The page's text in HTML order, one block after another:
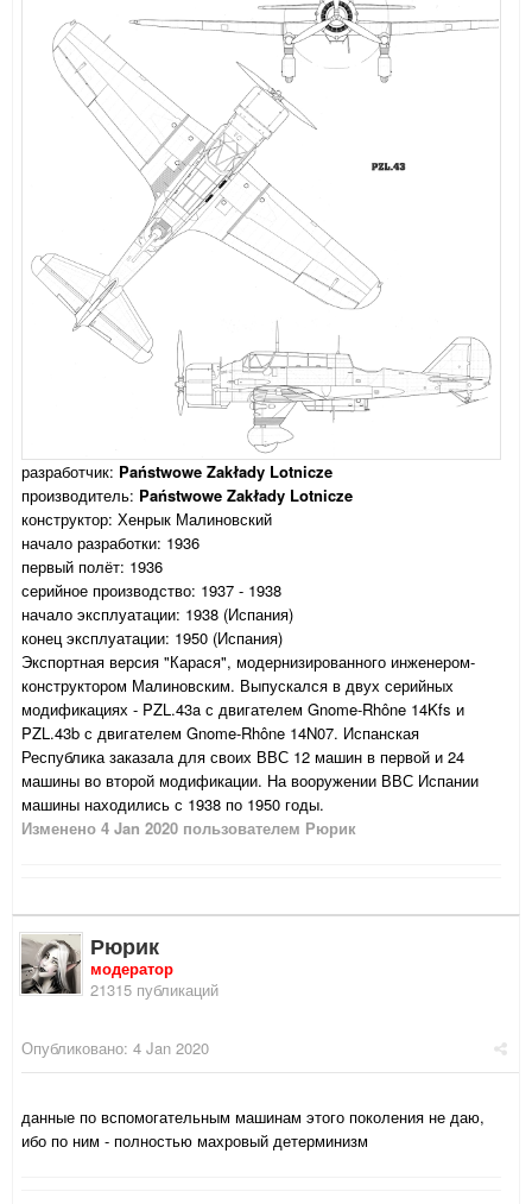
разработчик: Państwowe Zakłady Lotnicze
производитель: Państwowe Zakłady Lotnicze
конструктор: Хенрык Малиновский
начало разработки: 1936
первый полёт: 1936
серийное производство: 1937 - 1938
начало эксплуатации: 1938 (Испания)
конец эксплуатации: 1950 (Испания)
Экспортная версия "Карася", модернизированного инженером-
конструктором Малиновским. Выпускался в двух серийных
модификациях - PZL.43a с двигателем Gnome-Rhône 14Kfs и
PZL.43b с двигателем Gnome-Rhône 14N07. Испанская
Республика заказала для своих ВВС 12 машин в первой и 24
машины во второй модификации. На вооружении ВВС Испании
машины находились с 1938 по 1950 годы.
Изменено 4 Jan 2020 пользователем Рюрик
Рюрик
модератор
21315 публикаций
Опубликовано: 4 Jan 2020
данные по вспомогательным машинам этого поколения не даю,
ибо по ним - полностью махровый детерминизм